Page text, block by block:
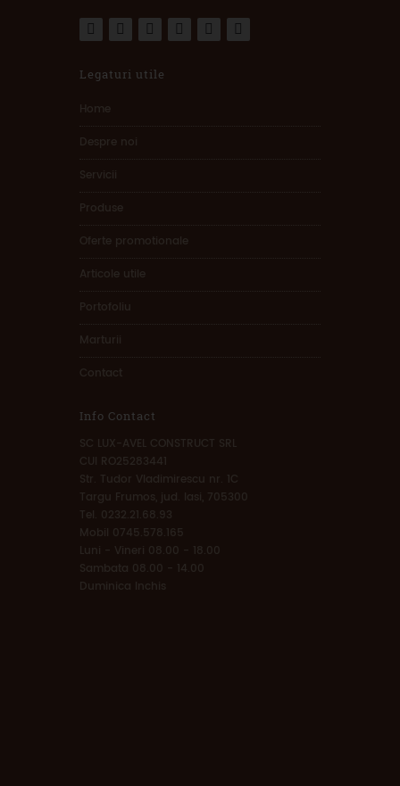
Legaturi utile
Home
Despre noi
Servicii
Produse
Oferte promotionale
Articole utile
Portofoliu
Marturii
Contact
Info Contact
SC LUX-AVEL CONSTRUCT SRL
CUI RO25283441
Str. Tudor Vladimirescu nr. 1C
Targu Frumos, jud. Iasi, 705300
Tel. 0232.21.68.93
Mobil 0745.578.165
Luni - Vineri 08.00 - 18.00
Sambata 08.00 - 14.00
Duminica Inchis